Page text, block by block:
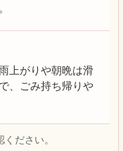
上がりや朝晩は滑
、ごみ持ち帰りや
ださい。